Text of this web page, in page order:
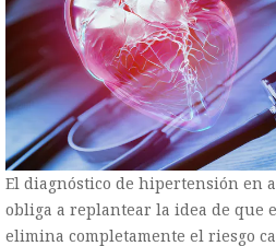
El diagnóstico de hipertensión en
obliga a replantear la idea de que
elimina completamente el riesgo